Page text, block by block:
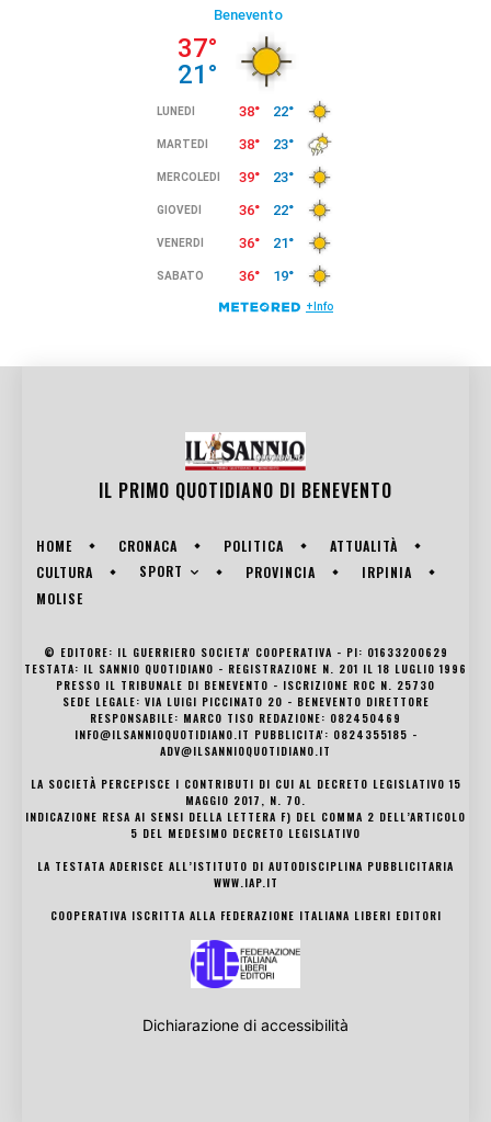
IL PRIMO QUOTIDIANO DI BENEVENTO
HOME CRONACA POLITICA
ATTUALITÀ
CULTURA
SPORT PROVINCIA
IRPINIA
MOLISE
© EDITORE: IL GUERRIERO SOCIETA' COOPERATIVA - PI: 01633200629
TESTATA: IL SANNIO QUOTIDIANO - REGISTRAZIONE N. 201 IL 18 LUGLIO 1996
PRESSO IL TRIBUNALE DI BENEVENTO - ISCRIZIONE ROC N. 25730
SEDE LEGALE: VIA LUIGI PICCINATO 20 - BENEVENTO DIRETTORE
RESPONSABILE: MARCO TISO REDAZIONE: 082450469
INFO@ILSANNIOQUOTIDIANO.IT PUBBLICITA': 0824355185 -
ADV@ILSANNIOQUOTIDIANO.IT
LA SOCIETÀ PERCEPISCE I CONTRIBUTI DI CUI AL DECRETO LEGISLATIVO 15
MAGGIO 2017, N. 70.
INDICAZIONE RESA AI SENSI DELLA LETTERA F) DEL COMMA 2 DELL’ARTICOLO
5 DEL MEDESIMO DECRETO LEGISLATIVO
LA TESTATA ADERISCE ALL’ISTITUTO DI AUTODISCIPLINA PUBBLICITARIA
WWW.IAP.IT
COOPERATIVA ISCRITTA ALLA FEDERAZIONE ITALIANA LIBERI EDITORI
Dichiarazione di accessibilità